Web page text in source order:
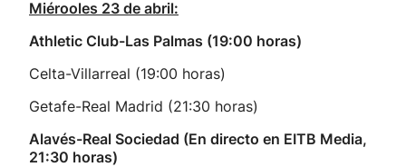
Miérooles 23 de abril:
Athletic Club-Las Palmas (19:00 horas)
Celta-Villarreal (19:00 horas)
Getafe-Real Madrid (21:30 horas)
Alavés-Real Sociedad (En directo en EITB Media,
21:30 horas)